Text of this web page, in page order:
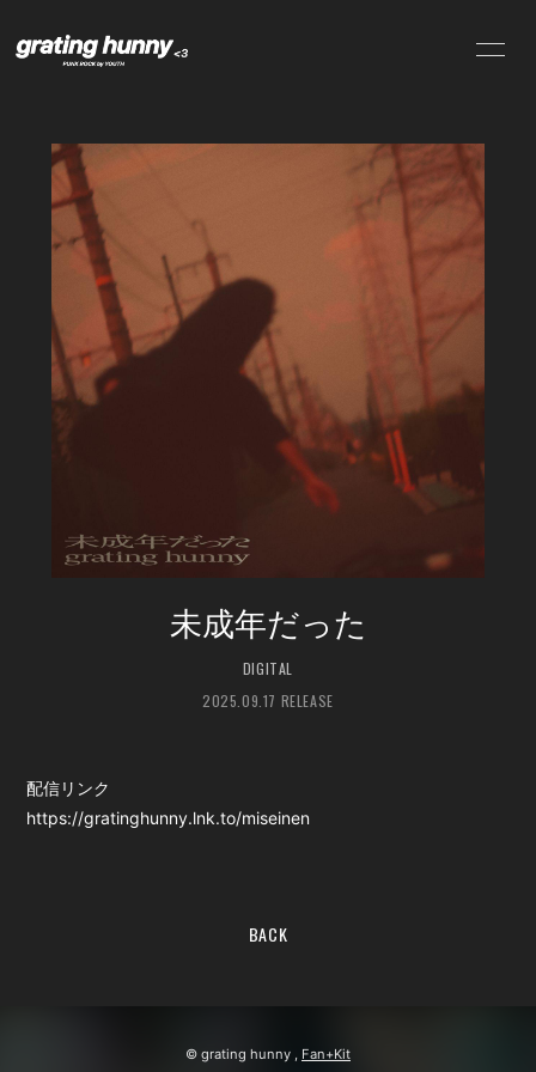
PROFILE
DISCOGRAPHY
CONTACT
未成年だった
DIGITAL
2025.09.17 RELEASE
配信リンク
https://gratinghunny.lnk.to/miseinen
BACK
© grating hunny , Fan+Kit